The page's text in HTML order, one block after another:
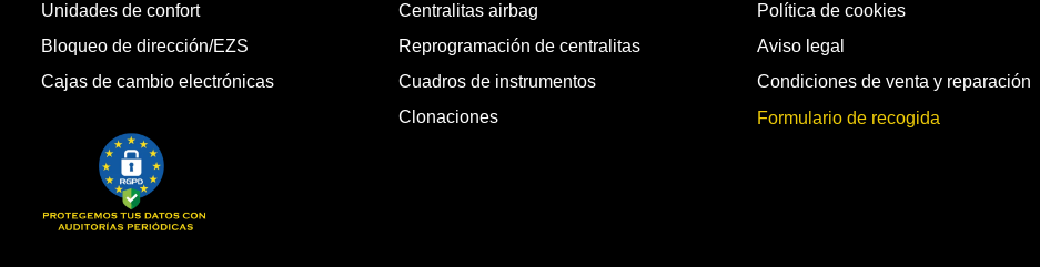
Unidades de confort
Bloqueo de dirección/EZS
Cajas de cambio electrónicas
Centralitas airbag
Reprogramación de centralitas
Cuadros de instrumentos
Clonaciones
Política de cookies
Aviso legal
Condiciones de venta y reparación
Formulario de recogida